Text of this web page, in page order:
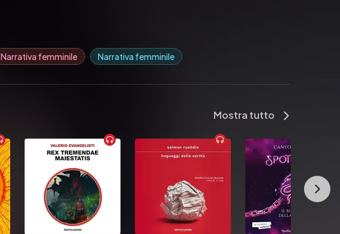
Narrativa femminile Narrativa femminile
Mostra tutto